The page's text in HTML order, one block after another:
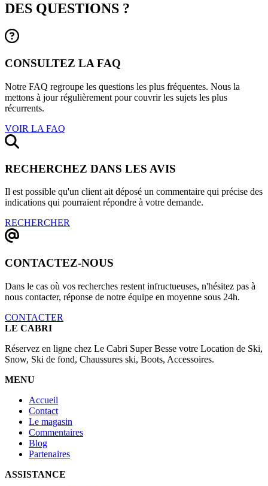
DES QUESTIONS ?
CONSULTEZ LA FAQ
Notre FAQ regroupe les questions les plus fréquentes. Nous la
mettons à jour régulièrement pour couvrir les sujets les plus
récurrents.
VOIR LA FAQ
RECHERCHEZ DANS LES AVIS
Il est possible qu'un client ait déposé un commentaire qui précise des
indications qui pourraient répondre à votre demande.
RECHERCHER
CONTACTEZ-NOUS
Dans le cas où vos recherches restent infructueuses, n'hésitez pas à
nous contacter, réponse de notre équipe en moyenne sous 24h.
CONTACTER
LE CABRI
Réservez en ligne chez Le Cabri Super Besse votre Location de Ski,
Snow, Ski de fond, Chaussures ski, Boots, Accessoires.
MENU
Accueil
Contact
Le magasin
Commentaires
Blog
Partenaires
ASSISTANCE